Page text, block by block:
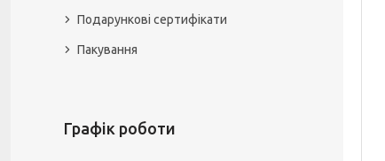
Подарункові сертифікати
Пакування
Графік роботи